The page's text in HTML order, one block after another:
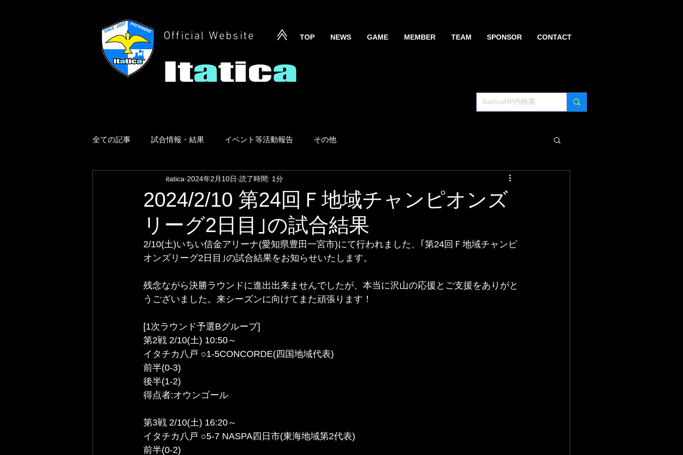
Official Website TOP NEWS GAME MEMBER TEAM SPONSOR CONTACT
全ての記事 試合情報・結果 イベント等活動報告 その他
2024/2/10 第24回Ｆ地域チャンピオンズ
リーグ2日目｣の試合結果
itatica 2024年2月10日 読了時間: 1分
2/10(土)いちい信金アリーナ(愛知県豊田一宮市)にて行われました、｢第24回Ｆ地域チャンピ
オンズリーグ2日目｣の試合結果をお知らせいたします。 ﻿
残念ながら決勝ラウンドに進出出来ませんでしたが、本当に沢山の応援とご支援をありがと
うございました。来シーズンに向けてまた頑張ります！
[1次ラウンド予選Bグループ]
第2戦 2/10(土) 10:50～
イタチカ八戸 ○1-5CONCORDE(四国地域代表)
前半(0-3)
後半(1-2)
得点者:オウンゴール
第3戦 2/10(土) 16:20～
イタチカ八戸 ○5-7 NASPA四日市(東海地域第2代表)
前半(0-2)